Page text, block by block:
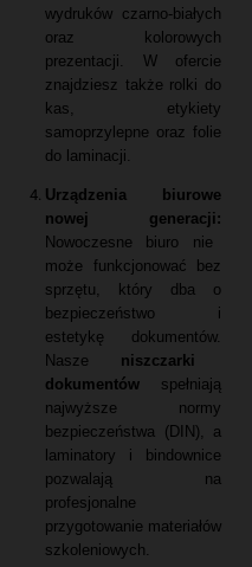
wydruków czarno-białych
oraz kolorowych
prezentacji.
W ofercie
znajdziesz także rolki do
kas,
etykiety
samoprzylepne oraz folie
do laminacji.
Urządzenia biurowe
nowej generacji:
Nowoczesne biuro nie
może funkcjonować bez
sprzętu,
który dba o
bezpieczeństwo i
estetykę dokumentów.
Nasze niszczarki
dokumentów spełniają
najwyższe normy
bezpieczeństwa (DIN),
a
laminatory i bindownice
pozwalają na
profesjonalne
przygotowanie materiałów
szkoleniowych.